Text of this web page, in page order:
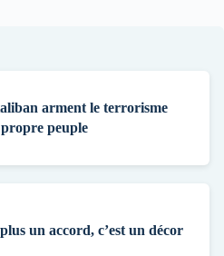
arment le terrorisme
peuple
un accord, c’est un décor